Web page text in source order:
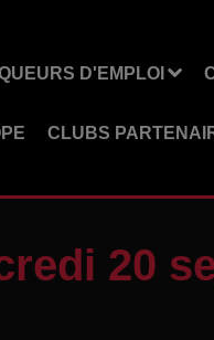
D'EMPLOI
CLUBS
20